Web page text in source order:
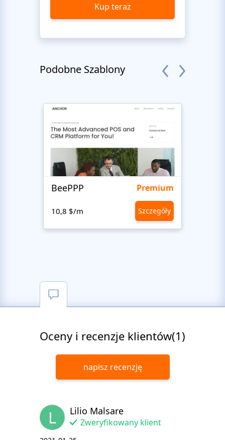
Kup teraz
Podobne Szablony
BeePPP Premium
10,8 $/m Szczegóły
Oceny i recenzje klientów(1)
napisz recenzję
L Lilio Malsare
Zweryfikowany klient